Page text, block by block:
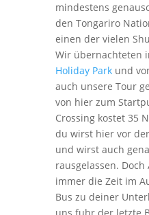
mindestens
den Tongariro
einen der vielen
Wir übernachteten
Holiday Parkund
auch unsere Tour
von hier zum
Crossing kostet 35
du wirst hier vor
und wirst auch
rausgelassen.
immer die Zeit im
Bus zu deiner